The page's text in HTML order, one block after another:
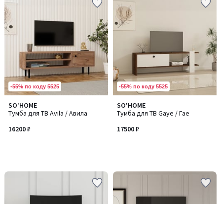
-55% по коду 5525
SO'HOME
Тумба для ТВ Avila / Авила
16200 ₽
-55% по коду 5525
SO'HOME
Тумба для ТВ Gaye / Гае
17500 ₽